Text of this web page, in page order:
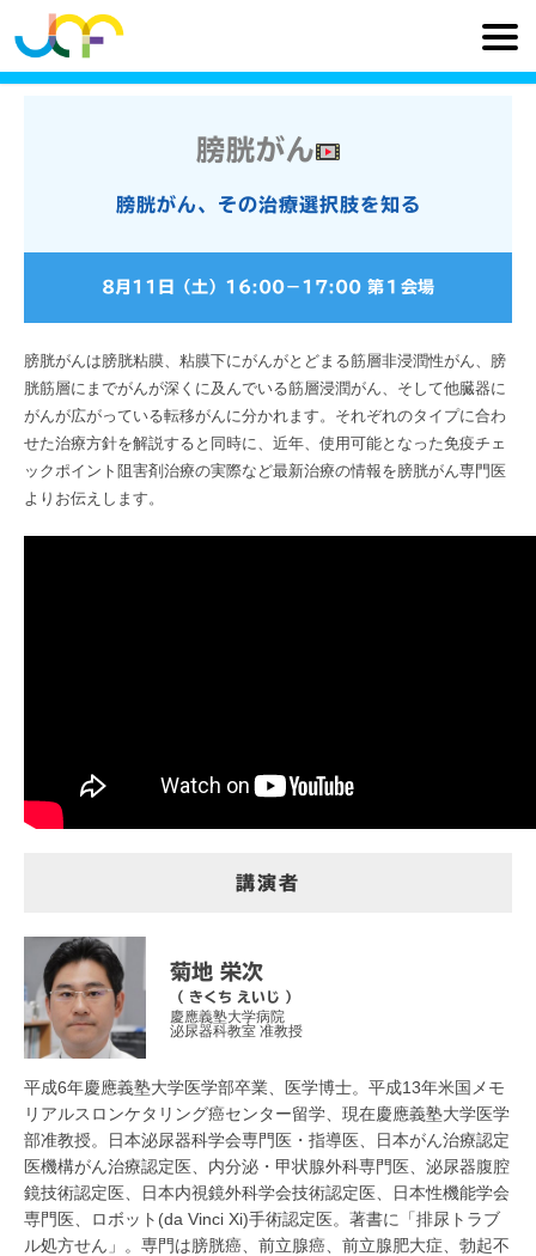
膀胱がん
膀胱がん、その治療選択肢を知る
8月11日（土） 16:00− 17:00 第１会場
膀胱がんは膀胱粘膜、粘膜下にがんがとどまる筋層非浸潤性がん、膀
胱筋層にまでがんが深くに及んでいる筋層浸潤がん、そして他臓器に
がんが広がっている転移がんに分かれます。それぞれのタイプに合わ
せた治療方針を解説すると同時に、近年、使用可能となった免疫チェ
ックポイント阻害剤治療の実際など最新治療の情報を膀胱がん専門医
よりお伝えします。
講演者
菊地 栄次
（ きくち えいじ ）
慶應義塾大学病院
泌尿器科教室 准教授
平成6年慶應義塾大学医学部卒業、医学博士。平成13年米国メモ
リアルスロンケタリング癌センター留学、現在慶應義塾大学医学
部准教授。日本泌尿器科学会専門医・指導医、日本がん治療認定
医機構がん治療認定医、内分泌・甲状腺外科専門医、泌尿器腹腔
鏡技術認定医、日本内視鏡外科学会技術認定医、日本性機能学会
専門医、ロボット(da Vinci Xi)手術認定医。著書に「排尿トラブ
ル処方せん」。専門は膀胱癌、前立腺癌、前立腺肥大症、勃起不